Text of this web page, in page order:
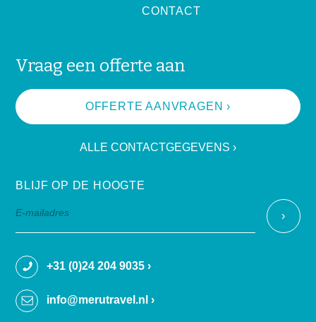
Vraag een offerte aan
OFFERTE AANVRAGEN ›
ALLE CONTACTGEGEVENS ›
CONTACT
+31 (0)24 204 9035 ›
info@merutravel.nl ›
BLIJF OP DE HOOGTE